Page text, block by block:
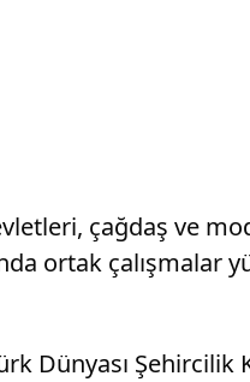
çağdaş ve
ortak çalışmalar
Dünyası